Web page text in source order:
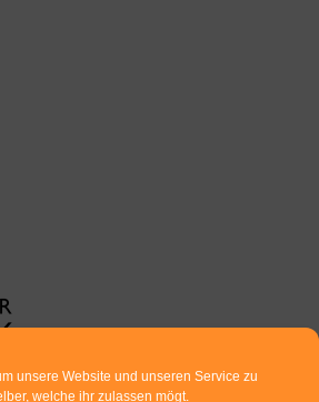
unsere Website und unseren Service zu
welche ihr zulassen mögt.